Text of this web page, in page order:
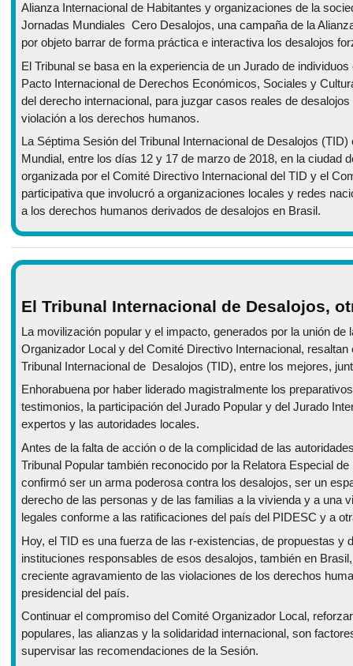
Alianza Internacional de Habitantes y organizaciones de la
Jornadas Mundiales Cero Desalojos, una campaña de la
por objeto barrar de forma práctica e interactiva los desalojos
El Tribunal se basa en la experiencia de un Jurado de
Pacto Internacional de Derechos Económicos, Sociales y
del derecho internacional, para juzgar casos reales de
violación a los derechos humanos.
La Séptima Sesión del Tribunal Internacional de Desalojos
Mundial, entre los días 12 y 17 de marzo de 2018, en la ciudad
organizada por el Comité Directivo Internacional del TID y el
participativa que involucró a organizaciones locales y redes
a los derechos humanos derivados de desalojos en Brasil.
El Tribunal Internacional de Desalojos,
La movilización popular y el impacto, generados por la unión
Organizador Local y del Comité Directivo Internacional,
Tribunal Internacional de Desalojos (TID), entre los mejores,
Enhorabuena por haber liderado magistralmente los
testimonios, la participación del Jurado Popular y del Jurado
expertos y las autoridades locales.
Antes de la falta de acción o de la complicidad de las
Tribunal Popular también reconocido por la Relatora Especial
confirmó ser un arma poderosa contra los desalojos, ser un
derecho de las personas y de las familias a la vivienda y a una
legales conforme a las ratificaciones del país del PIDESC y a
Hoy, el TID es una fuerza de las r-existencias, de propuestas y
instituciones responsables de esos desalojos, también en
creciente agravamiento de las violaciones de los derechos
presidencial del país.
Continuar el compromiso del Comité Organizador Local,
populares, las alianzas y la solidaridad internacional, son
supervisar las recomendaciones de la Sesión.